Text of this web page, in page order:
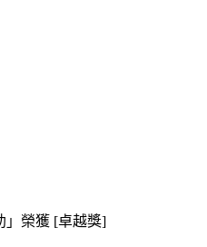
」榮獲 [卓越獎]